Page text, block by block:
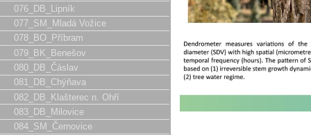
076_DB_Lipník
077_SM_Mladá Vožice
078_BO_Příbram
079_BK_Benešov
080_DB_Čáslav
081_DB_Chýňava
082_DB_Klašterec n. Ohří
083_DB_Milovice
084_SM_Černovice